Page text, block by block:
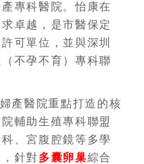
專科醫院。怡康在
卓越，是市醫保定
可單位，並與深圳
不孕不育）專科聯
產醫院重點打造的核
輔助生殖專科聯盟
、宮腹腔鏡等多學
針對多囊卵巢綜合